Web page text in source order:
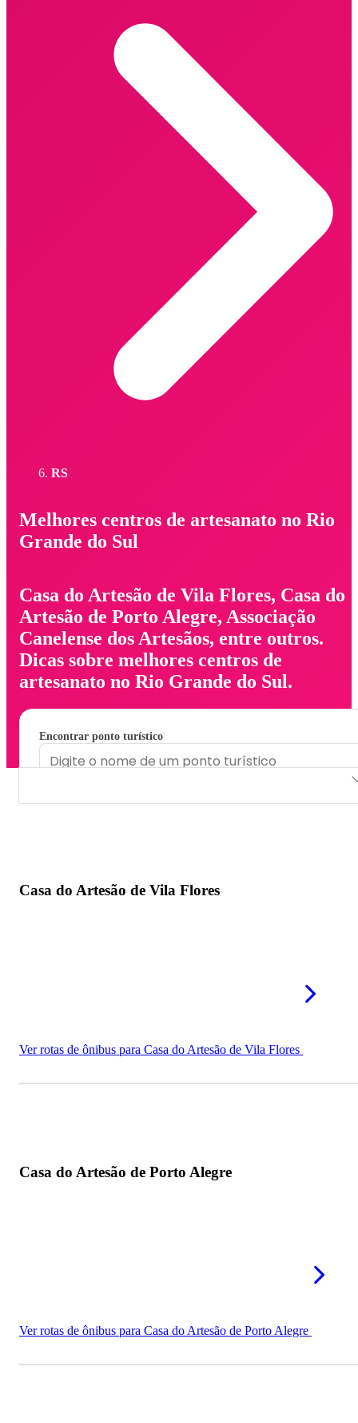
RS
Melhores centros de artesanato no Rio
Grande do Sul
Casa do Artesão de Vila Flores, Casa do
Artesão de Porto Alegre, Associação
Canelense dos Artesãos, entre outros.
Dicas sobre melhores centros de
artesanato no Rio Grande do Sul.
Encontrar ponto turístico
Casa do Artesão de Vila Flores
Ver rotas de ônibus para Casa do Artesão de Vila Flores
Casa do Artesão de Porto Alegre
Ver rotas de ônibus para Casa do Artesão de Porto Alegre